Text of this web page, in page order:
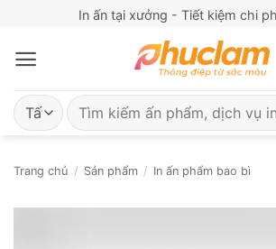
nội
In ấn tại xưởng - Tiết kiệm chi
Tìm
kiếm:
Trang chủ / Sản phẩm / In ấn phẩm bao bì